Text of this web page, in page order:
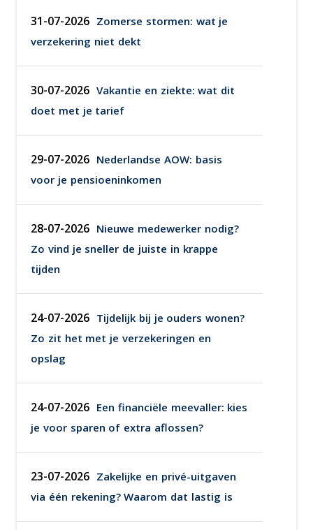
31-07-2026 Zomerse stormen: wat je
verzekering niet dekt
30-07-2026 Vakantie en ziekte: wat dit
doet met je tarief
29-07-2026 Nederlandse AOW: basis
voor je pensioeninkomen
28-07-2026 Nieuwe medewerker nodig?
Zo vind je sneller de juiste in krappe
tijden
24-07-2026 Tijdelijk bij je ouders wonen?
Zo zit het met je verzekeringen en
opslag
24-07-2026 Een financiële meevaller: kies
je voor sparen of extra aflossen?
23-07-2026 Zakelijke en privé-uitgaven
via één rekening? Waarom dat lastig is